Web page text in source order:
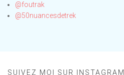
@foutrak
@50nuancesdetrek
SUIVEZ MOI SUR INSTAGRAM